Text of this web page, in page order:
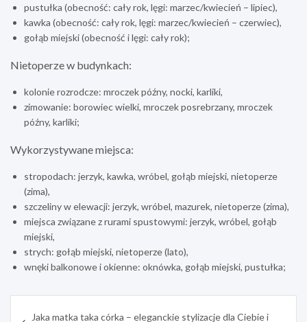
pustułka (obecność: cały rok, lęgi: marzec/kwiecień – lipiec),
kawka (obecność: cały rok, lęgi: marzec/kwiecień – czerwiec),
gołąb miejski (obecność i lęgi: cały rok);
Nietoperze w budynkach:
kolonie rozrodcze: mroczek późny, nocki, karliki,
zimowanie: borowiec wielki, mroczek posrebrzany, mroczek
późny, karliki;
Wykorzystywane miejsca:
stropodach: jerzyk, kawka, wróbel, gołąb miejski, nietoperze
(zima),
szczeliny w elewacji: jerzyk, wróbel, mazurek, nietoperze (zima),
miejsca związane z rurami spustowymi: jerzyk, wróbel, gołąb
miejski,
strych: gołąb miejski, nietoperze (lato),
wnęki balkonowe i okienne: oknówka, gołąb miejski, pustułka;
Jaka matka taka córka – eleganckie stylizacje dla Ciebie i